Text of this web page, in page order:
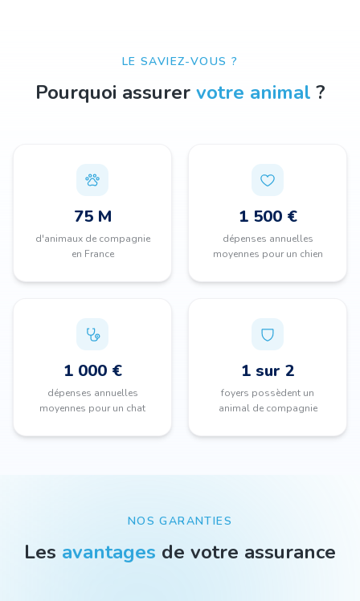
LE SAVIEZ-VOUS ?
Pourquoi assurer votre animal ?
75 M
d'animaux de compagnie
en France
1 500 €
dépenses annuelles
moyennes pour un chien
1 000 €
dépenses annuelles
moyennes pour un chat
1 sur 2
foyers possèdent un
animal de compagnie
NOS GARANTIES
Les avantages de votre assurance